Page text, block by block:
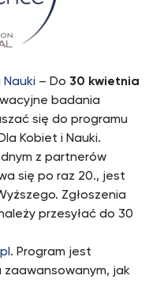
Nauki – Do 30 kwietnia
badania
się do programu
Kobiet i Nauki.
z partnerów
się po raz 20., jest
Zgłoszenia
przesyłać do 30
. Program jest
jak